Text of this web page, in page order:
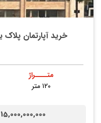
خرید آپارتمان
متــــراژ
۱۲۰ متر
15,000,000,000 تومان /